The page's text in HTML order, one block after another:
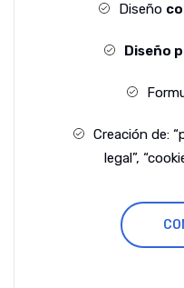
Diseño
Diseño
Creación de:
legal”,